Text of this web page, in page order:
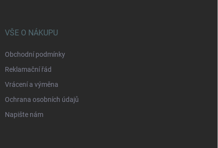
VŠE O NÁKUPU
Obchodní podmínky
Reklamační řád
Vrácení a výměna
Ochrana osobních údajů
Napište nám